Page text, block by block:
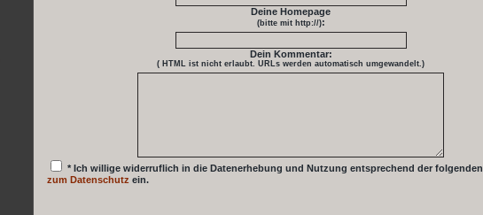
Deine Homepage
(bitte mit http://):
Dein Kommentar:
( HTML ist nicht erlaubt. URLs werden automatisch umgewandelt.)
* Ich willige widerruflich in die Datenerhebung und Nutzung entsprechend der folgenden
zum Datenschutz ein.